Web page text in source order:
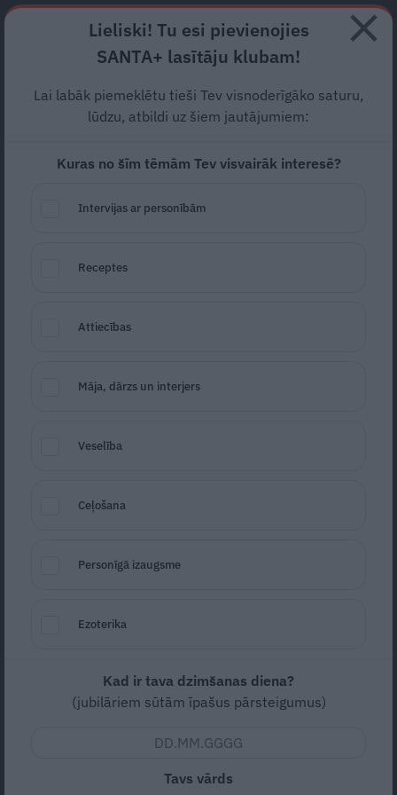
Abonē
Svaigi kraukšķīgie garneļu salāti ar
graudaino biezpienu
Trampa Lieldienu uzruna pārsteidz
amerikāņus
Lieliski! Tu esi pievienojies
SANTA+ lasītāju klubam!
Lai labāk piemeklētu tieši Tev visnoderīgāko saturu,
lūdzu, atbildi uz šiem jautājumiem:
Kuras no šīm tēmām Tev visvairāk interesē?
Intervijas ar personībām
Receptes
Attiecības
Māja, dārzs un interjers
Veselība
Ceļošana
Personīgā izaugsme
Ezoterika
Kad ir tava dzimšanas diena?
(jubilāriem sūtām īpašus pārsteigumus)
Tavs vārds